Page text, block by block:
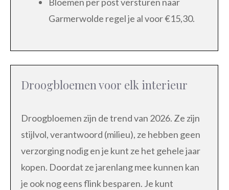
Garmerwolde regel je al voor €15,30.
Droogbloemen voor elk interieur
Droogbloemen zijn de trend van 2026. Ze zijn
stijlvol, verantwoord (milieu), ze hebben geen
verzorging nodig en je kunt ze het gehele jaar
kopen. Doordat ze jarenlang mee kunnen kan
je ook nog eens flink besparen. Je kunt